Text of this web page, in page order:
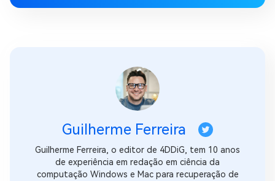
Guilherme Ferreira
Guilherme Ferreira, o editor de 4DDiG, tem 10 anos
de experiência em redação em ciência da
computação Windows e Mac para recuperação de